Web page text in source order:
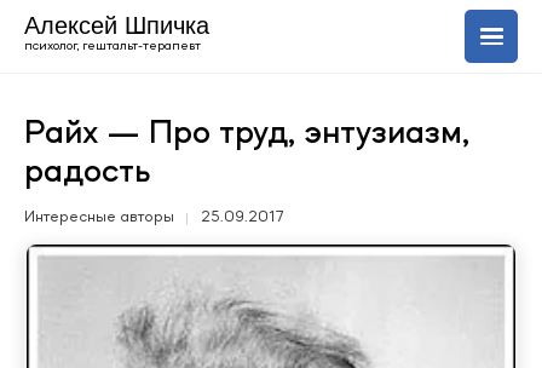
Алексей Шпичка
психолог, гештальт-терапевт
Услуги
Блог
Райх — Про труд, энтузиазм,
радость
Интересные авторы 25.09.2017